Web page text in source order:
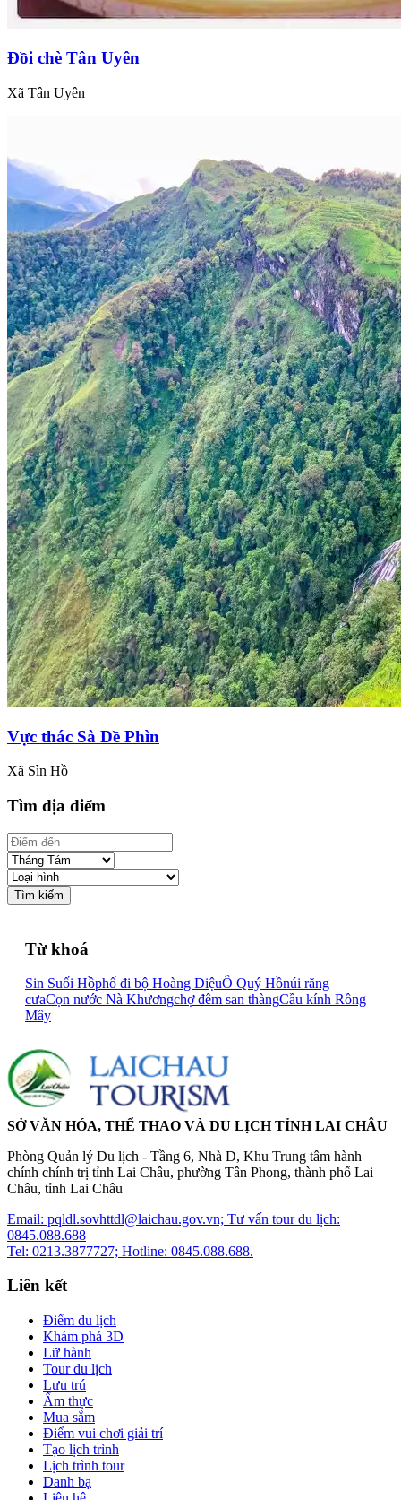
Đồi chè Tân Uyên
Xã Tân Uyên
Vực thác Sà Dề Phìn
Xã Sìn Hồ
Tìm địa điểm
Tìm kiếm
Từ khoá
Sin Suối Hồphố đi bộ Hoàng DiệuÔ Quý Hồnúi răng
cưaCọn nước Nà Khươngchợ đêm san thàngCầu kính Rồng
Mây
SỞ VĂN HÓA, THỂ THAO VÀ DU LỊCH TỈNH LAI CHÂU
Phòng Quản lý Du lịch - Tầng 6, Nhà D, Khu Trung tâm hành
chính chính trị tỉnh Lai Châu, phường Tân Phong, thành phố Lai
Châu, tỉnh Lai Châu
Email: pqldl.sovhttdl@laichau.gov.vn; Tư vấn tour du lịch:
0845.088.688
Tel: 0213.3877727; Hotline: 0845.088.688.
Liên kết
Điểm du lịch
Khám phá 3D
Lữ hành
Tour du lịch
Lưu trú
Ẩm thực
Mua sắm
Điểm vui chơi giải trí
Tạo lịch trình
Lịch trình tour
Danh bạ